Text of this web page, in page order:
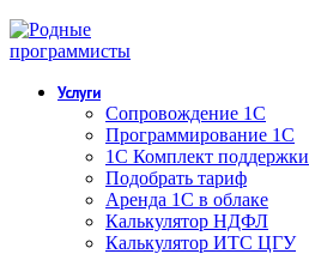
Услуги
Сопровождение 1С
Программирование 1С
1С Комплект поддержки
Подобрать тариф
Аренда 1С в облаке
Калькулятор НДФЛ
Калькулятор ИТС ЦГУ